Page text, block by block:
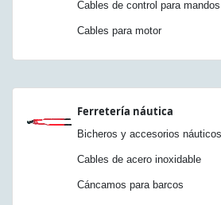
Cables de control para
Cables para motor
Ferretería náutica
Bicheros y accesorios náuticos
Cables de acero inoxidable
Cáncamos para barcos